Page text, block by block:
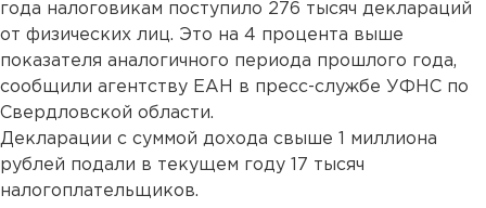
года налоговикам поступило 276 тысяч деклараций
от физических лиц. Это на 4 процента выше
показателя аналогичного периода прошлого года,
сообщили агентству ЕАН в пресс-службе УФНС по
Свердловской области.
Декларации с суммой дохода свыше 1 миллиона
рублей подали в текущем году 17 тысяч
налогоплательщиков.